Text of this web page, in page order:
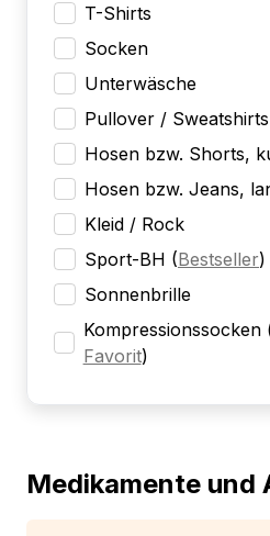
T-Shirts
Socken
Unterwäsche
Pullover / Sweatshirts
Hosen bzw. Shorts,
Hosen bzw. Jeans,
Kleid / Rock
Sport-BH (Bestseller)
Sonnenbrille
Kompressionssocken
Favorit)
Medikamente und